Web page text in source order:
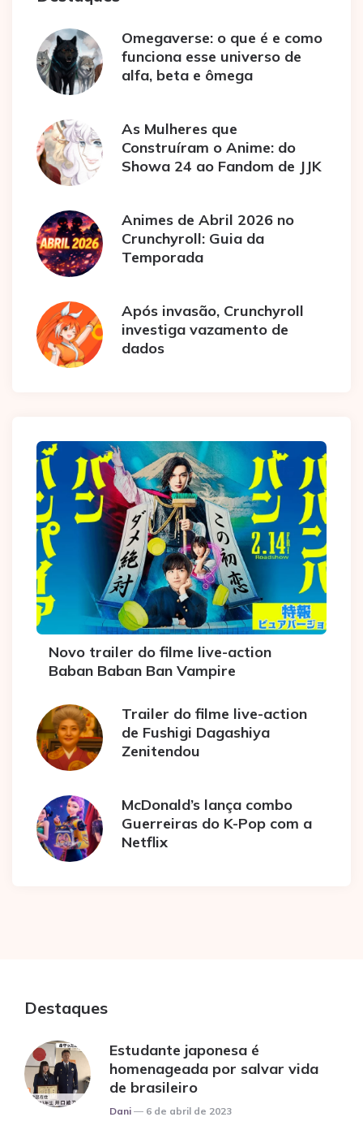
Omegaverse: o que é e como
funciona esse universo de
alfa, beta e ômega
As Mulheres que
Construíram o Anime: do
Showa 24 ao Fandom de JJK
Animes de Abril 2026 no
Crunchyroll: Guia da
Temporada
Após invasão, Crunchyroll
investiga vazamento de
dados
Novo trailer do filme live-action
Baban Baban Ban Vampire
Trailer do filme live-action
de Fushigi Dagashiya
Zenitendou
McDonald’s lança combo
Guerreiras do K-Pop com a
Netflix
Destaques
Estudante japonesa é
homenageada por salvar vida
de brasileiro
Posted
Dani 6 de abril de 2023